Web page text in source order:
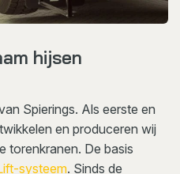
hijsen
Spierings. Als eerste en
en produceren wij
torenkranen. De basis
systeem. Sinds de